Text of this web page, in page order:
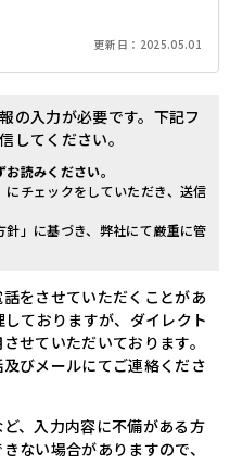
更新日： 2025.05.01
の入力が必要です。下記フ
してください。
読みください。
チェックをしていただき、送信
」に基づき、弊社にて厳重に管
をさせていただくことがあ
ておりますが、ダイレクト
せていただいております。
びメールにてご連絡くださ
、入力内容に不備がある方
ない場合がありますので、